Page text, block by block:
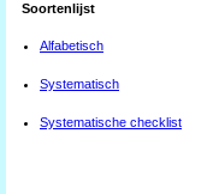
Soortenlijst
Alfabetisch
Systematisch
Systematische checklist